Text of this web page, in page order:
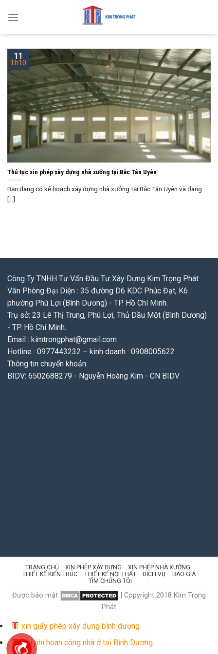
Thủ tục xin phép xây dựng nhà xưởng tại Bắc Tân Uyên
Bạn đang có kế hoạch xây dựng nhà xưởng tại Bắc Tân Uyên và đang
[...]
11
Th10
Công Ty TNHH Tư Vấn Đầu Tư Xây Dựng Kim Trọng Phát
Văn Phòng Đại Diện : 35 đường D6 KDC Phúc Đạt, K6
phường Phú Lợi (Bình Dương) - TP. Hồ Chí Minh.
Trụ sở: 23 Lê Thị Trung, Phú Lợi, Thủ Dầu Một (Bình Dương)
- TP. Hồ Chí Minh.
Email : kimtrongphat@gmail.com
Hotline : 0977443232 – kinh doanh : 0908005622
Thông tin chuyển khoản:
BIDV: 6502688279 - Nguyễn Hoàng Kim - CN BIDV
TRANG CHỦ XIN PHÉP XÂY DỰNG
XIN PHÉP NHÀ XƯỞNG
THIẾT KẾ KIẾN TRÚC
THIẾT KẾ NỘI THẤT DỊCH VỤ
BÁO GIÁ
TÌM CHÚNG TÔI
Được bảo mật
| Copyright 2018 Kim Trọng
Phát
xin giấy phép xây dựng bình dương
Chi phí hoàn công nhà ở tại Bình Dương